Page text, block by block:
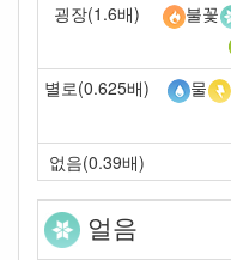
굉장(1.6배)
불꽃
별로(0.625배) 물
없음(0.39배)
얼음